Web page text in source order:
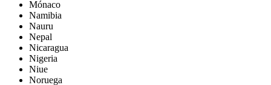
Mónaco
Namibia
Nauru
Nepal
Nicaragua
Nigeria
Niue
Noruega